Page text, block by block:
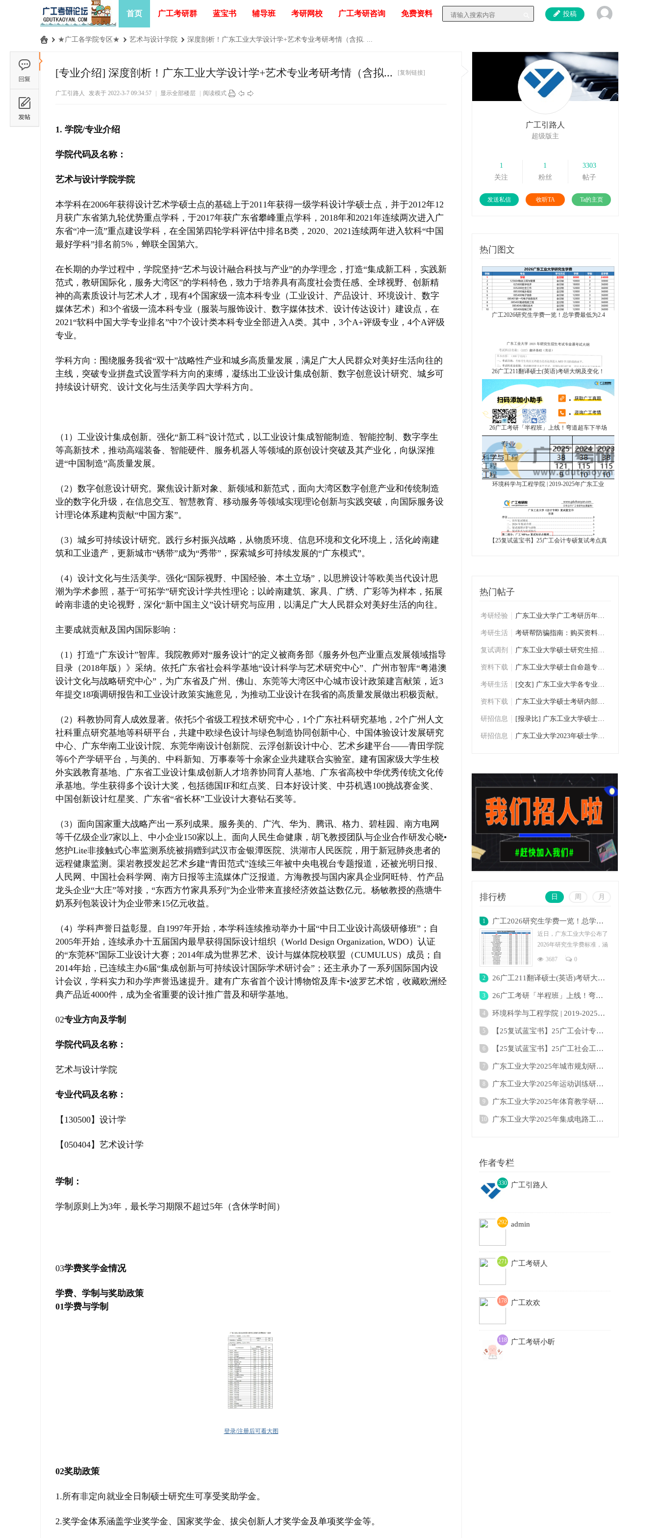
首页 广工考研群 蓝宝书 辅导班 考研网校 广工考研咨询 免费资料 投稿
› ★广工各学院专区★ › 艺术与设计学院 › 深度剖析！广东工业大学设计学+艺术专业考研考情（含拟. ...
[专业介绍] 深度剖析！广东工业大学设计学+艺术专业考研考情（含拟... [复制链接]
广工引路人 发表于 2022-3-7 09:34:57 显示全部楼层 阅读模式
1. 学院/专业介绍
学院代码及名称：
艺术与设计学院学院
本学科在2006年获得设计艺术学硕士点的基础上于2011年获得一级学科设计学硕士点，并于2012年12
月获广东省第九轮优势重点学科，于2017年获广东省攀峰重点学科，2018年和2021年连续两次进入广
东省“冲一流”重点建设学科，在全国第四轮学科评估中排名B类，2020、2021连续两年进入软科“中国
最好学科”排名前5%，蝉联全国第六。
在长期的办学过程中，学院坚持“艺术与设计融合科技与产业”的办学理念，打造“集成新工科，实践新
范式，教研国际化，服务大湾区”的学科特色，致力于培养具有高度社会责任感、全球视野、创新精
神的高素质设计与艺术人才，现有4个国家级一流本科专业（工业设计、产品设计、环境设计、数字
媒体艺术）和3个省级一流本科专业（服装与服饰设计、数字媒体技术、设计传达设计）建设点，在
2021“软科中国大学专业排名”中7个设计类本科专业全部进入A类。其中，3个A+评级专业，4个A评级
专业。
学科方向：围绕服务我省“双十”战略性产业和城乡高质量发展，满足广大人民群众对美好生活向往的
主线，突破专业拼盘式设置学科方向的束缚，凝练出工业设计集成创新、数字创意设计研究、城乡可
持续设计研究、设计文化与生活美学四大学科方向。
（1）工业设计集成创新。强化“新工科”设计范式，以工业设计集成智能制造、智能控制、数字孪生
等高新技术，推动高端装备、智能硬件、服务机器人等领域的原创设计突破及其产业化，向纵深推
进“中国制造”高质量发展。
（2）数字创意设计研究。聚焦设计新对象、新领域和新范式，面向大湾区数字创意产业和传统制造
业的数字化升级，在信息交互、智慧教育、移动服务等领域实现理论创新与实践突破，向国际服务设
计理论体系建构贡献“中国方案”。
（3）城乡可持续设计研究。践行乡村振兴战略，从物质环境、信息环境和文化环境上，活化岭南建
筑和工业遗产，更新城市“锈带”成为“秀带”，探索城乡可持续发展的“广东模式”。
（4）设计文化与生活美学。强化“国际视野、中国经验、本土立场”，以思辨设计等欧美当代设计思
潮为学术参照，基于“可拓学”研究设计学共性理论；以岭南建筑、家具、广绣、广彩等为样本，拓展
岭南非遗的史论视野，深化“新中国主义”设计研究与应用，以满足广大人民群众对美好生活的向往。
主要成就贡献及国内国际影响：
（1）打造“广东设计”智库。我院教师对“服务设计”的定义被商务部《服务外包产业重点发展领域指导
目录（2018年版）》采纳。依托广东省社会科学基地“设计科学与艺术研究中心”、广州市智库“粤港澳
设计文化与战略研究中心”，为广东省及广州、佛山、东莞等大湾区中心城市设计政策建言献策，近3
年提交18项调研报告和工业设计政策实施意见，为推动工业设计在我省的高质量发展做出积极贡献。
（2）科教协同育人成效显著。依托5个省级工程技术研究中心，1个广东社科研究基地，2个广州人文
社科重点研究基地等科研平台，共建中欧绿色设计与绿色制造协同创新中心、中国体验设计发展研究
中心、广东华南工业设计院、东莞华南设计创新院、云浮创新设计中心、艺术乡建平台——青田学院
等6个产学研平台，与美的、中科新知、万事泰等十余家企业共建联合实验室。建有国家级大学生校
外实践教育基地、广东省工业设计集成创新人才培养协同育人基地、广东省高校中华优秀传统文化传
承基地。学生获得多个设计大奖，包括德国IF和红点奖、日本好设计奖、中芬机遇100挑战赛金奖、
中国创新设计红星奖、广东省“省长杯”工业设计大赛钻石奖等。
（3）面向国家重大战略产出一系列成果。服务美的、广汽、华为、腾讯、格力、碧桂园、南方电网
等千亿级企业7家以上、中小企业150家以上。面向人民生命健康，胡飞教授团队与企业合作研发心晓•
悠护Lite非接触式心率监测系统被捐赠到武汉市金银潭医院、洪湖市人民医院，用于新冠肺炎患者的
远程健康监测。渠岩教授发起艺术乡建“青田范式”连续三年被中央电视台专题报道，还被光明日报、
人民网、中国社会科学网、南方日报等主流媒体广泛报道。方海教授与国内家具企业阿旺特、竹产品
龙头企业“大庄”等对接，“东西方竹家具系列”为企业带来直接经济效益达数亿元。杨敏教授的燕塘牛
奶系列包装设计为企业带来15亿元收益。
（4）学科声誉日益彰显。自1997年开始，本学科连续推动举办十届“中日工业设计高级研修班”；自
2005年开始，连续承办十五届国内最早获得国际设计组织（World Design Organization, WDO）认证
的“东莞杯”国际工业设计大赛；2014年成为世界艺术、设计与媒体院校联盟（CUMULUS）成员；自
2014年始，已连续主办6届“集成创新与可持续设计国际学术研讨会”；还主承办了一系列国际国内设
计会议，学科实力和办学声誉迅速提升。建有广东省首个设计博物馆及库卡•波罗艺术馆，收藏欧洲经
典产品近4000件，成为全省重要的设计推广普及和研学基地。
02专业方向及学制
学院代码及名称：
艺术与设计学院
专业代码及名称：
【130500】设计学
【050404】艺术设计学
学制：
学制原则上为3年，最长学习期限不超过5年（含休学时间）
03学费奖学金情况
学费、学制与奖助政策
01学费与学制
登录/注册后可看大图
02奖助政策
1.所有非定向就业全日制硕士研究生可享受奖助学金。
2.奖学金体系涵盖学业奖学金、国家奖学金、拔尖创新人才奖学金及单项奖学金等。
广工引路人
超级版主
1
关注
1
粉丝
3303
帖子
发送私信 收听TA Ta的主页
热门图文
广工2026研究生学费一览！总学费最低为2.4
26广工211翻译硕士(英语)考研大纲及变化！
26广工考研「半程班」上线！弯道超车下半场
环境科学与工程学院 | 2019-2025年广东工业
【25复试蓝宝书】25广工会计专硕复试考点真
热门帖子
考研经验 广东工业大学广工考研历年学姐学长复试经验
考研生活 考研帮防骗指南：购买资料前必看
复试调剂 广东工业大学硕士研究生招生复试考生须知
资料下载 广东工业大学硕士自命题专业课考研历年真题
考研生活 [交友] 广东工业大学各专业考研交流群
资料下载 广东工业大学硕士考研内部资料/考研真题下
研招信息 [报录比] 广东工业大学硕士研究生数据统计
研招信息 广东工业大学2023年硕士学位研究生招生专业
排行榜 日 周 月
1 广工2026研究生学费一览！总学费最低为2.4
近日，广东工业大学公布了
2026年研究生学费标准，涵
盖全日制与非全日制多个专
3687 0
2 26广工211翻译硕士(英语)考研大纲及变化！
3 26广工考研「半程班」上线！弯道超车下半场
4 环境科学与工程学院 | 2019-2025年广东工业
5 【25复试蓝宝书】25广工会计专硕复试考点真
6 【25复试蓝宝书】25广工社会工作复试考点真
7 广东工业大学2025年城市规划研究生招生目录
8 广东工业大学2025年运动训练研究生招生目录
9 广东工业大学2025年体育教学研究生招生目录
10 广东工业大学2025年集成电路工程△（按研究
作者专栏
330
广工引路人
292 admin
271 广工考研人
178 广工欢欢
118 广工考研小昕